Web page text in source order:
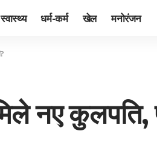
स्वास्थ्य धर्म-कर्म खेल मनोरंजन
नए